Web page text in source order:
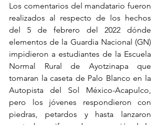
Los comentarios del mandatario fueron
realizados al respecto de los hechos
del 5 de febrero del 2022 dónde
elementos de la Guardia Nacional (GN)
impidieron a estudiantes de la Escuela
Normal Rural de Ayotzinapa que
tomaran la caseta de Palo Blanco en la
Autopista del Sol México-Acapulco,
pero los jóvenes respondieron con
piedras, petardos y hasta lanzaron